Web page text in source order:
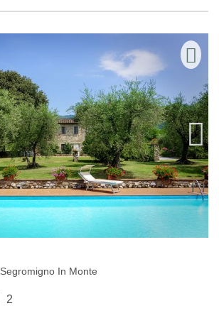
Segromigno In Monte
2